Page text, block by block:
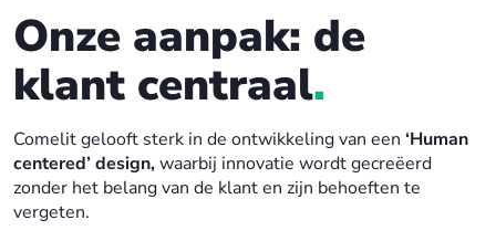
Onze aanpak: de
klant centraal.
Comelit gelooft sterk in de ontwikkeling van een ‘Human
centered’ design,waarbij innovatie wordt gecreëerd
zonder het belang van de klant en zijn behoeften te
vergeten.